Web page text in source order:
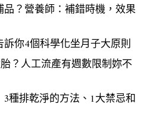
？營養師：補錯時機，效果
你4個科學化坐月子大原則
？人工流產有週數限制妳不
種排乾淨的方法、1大禁忌和